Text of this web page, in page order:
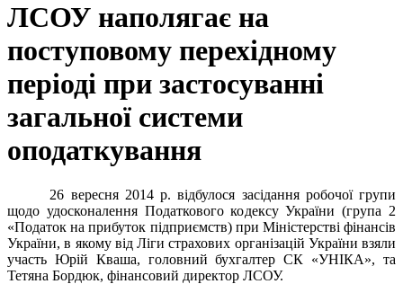
ЛСОУ наполягає на
поступовому перехідному
періоді при застосуванні
загальної системи
оподаткування
26 вересня 2014 р. відбулося засідання робочої групи
щодо удосконалення Податкового кодексу України (група 2
«Податок на прибуток підприємств) при Міністерстві фінансів
України, в якому від Ліги страхових організацій України взяли
участь Юрій Кваша, головний бухгалтер СК «УНІКА», та
Тетяна Бордюк, фінансовий директор ЛСОУ.